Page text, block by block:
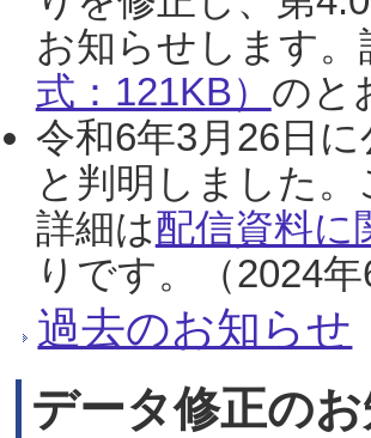
お知らせします。
式：121KB） のと
令和6年3月26日
と判明しました
詳細は配信資料に
りです。（2024年
過去のお知らせ
データ修正の